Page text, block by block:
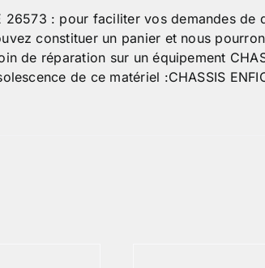
26573 : pour faciliter vos demandes
constituer un panier et nous
de réparation sur un équipement
de ce matériel :CHASSIS